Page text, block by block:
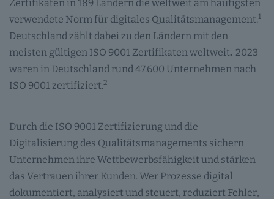
Zertifikaten in 189 Ländern die weltweit am häufigsten
verwendete Norm für digitales Qualitätsmanagement.1
Deutschland zählt dabei zu den Ländern mit den
meisten gültigen ISO 9001 Zertifikaten weltweit. 2023
waren in Deutschland rund 47.600 Unternehmen nach
ISO 9001 zertifiziert.2
Durch die ISO 9001 Zertifizierung und die
Digitalisierung des Qualitätsmanagements sichern
Unternehmen ihre Wettbewerbsfähigkeit und stärken
das Vertrauen ihrer Kunden. Wer Prozesse digital
dokumentiert, analysiert und steuert, reduziert Fehler,